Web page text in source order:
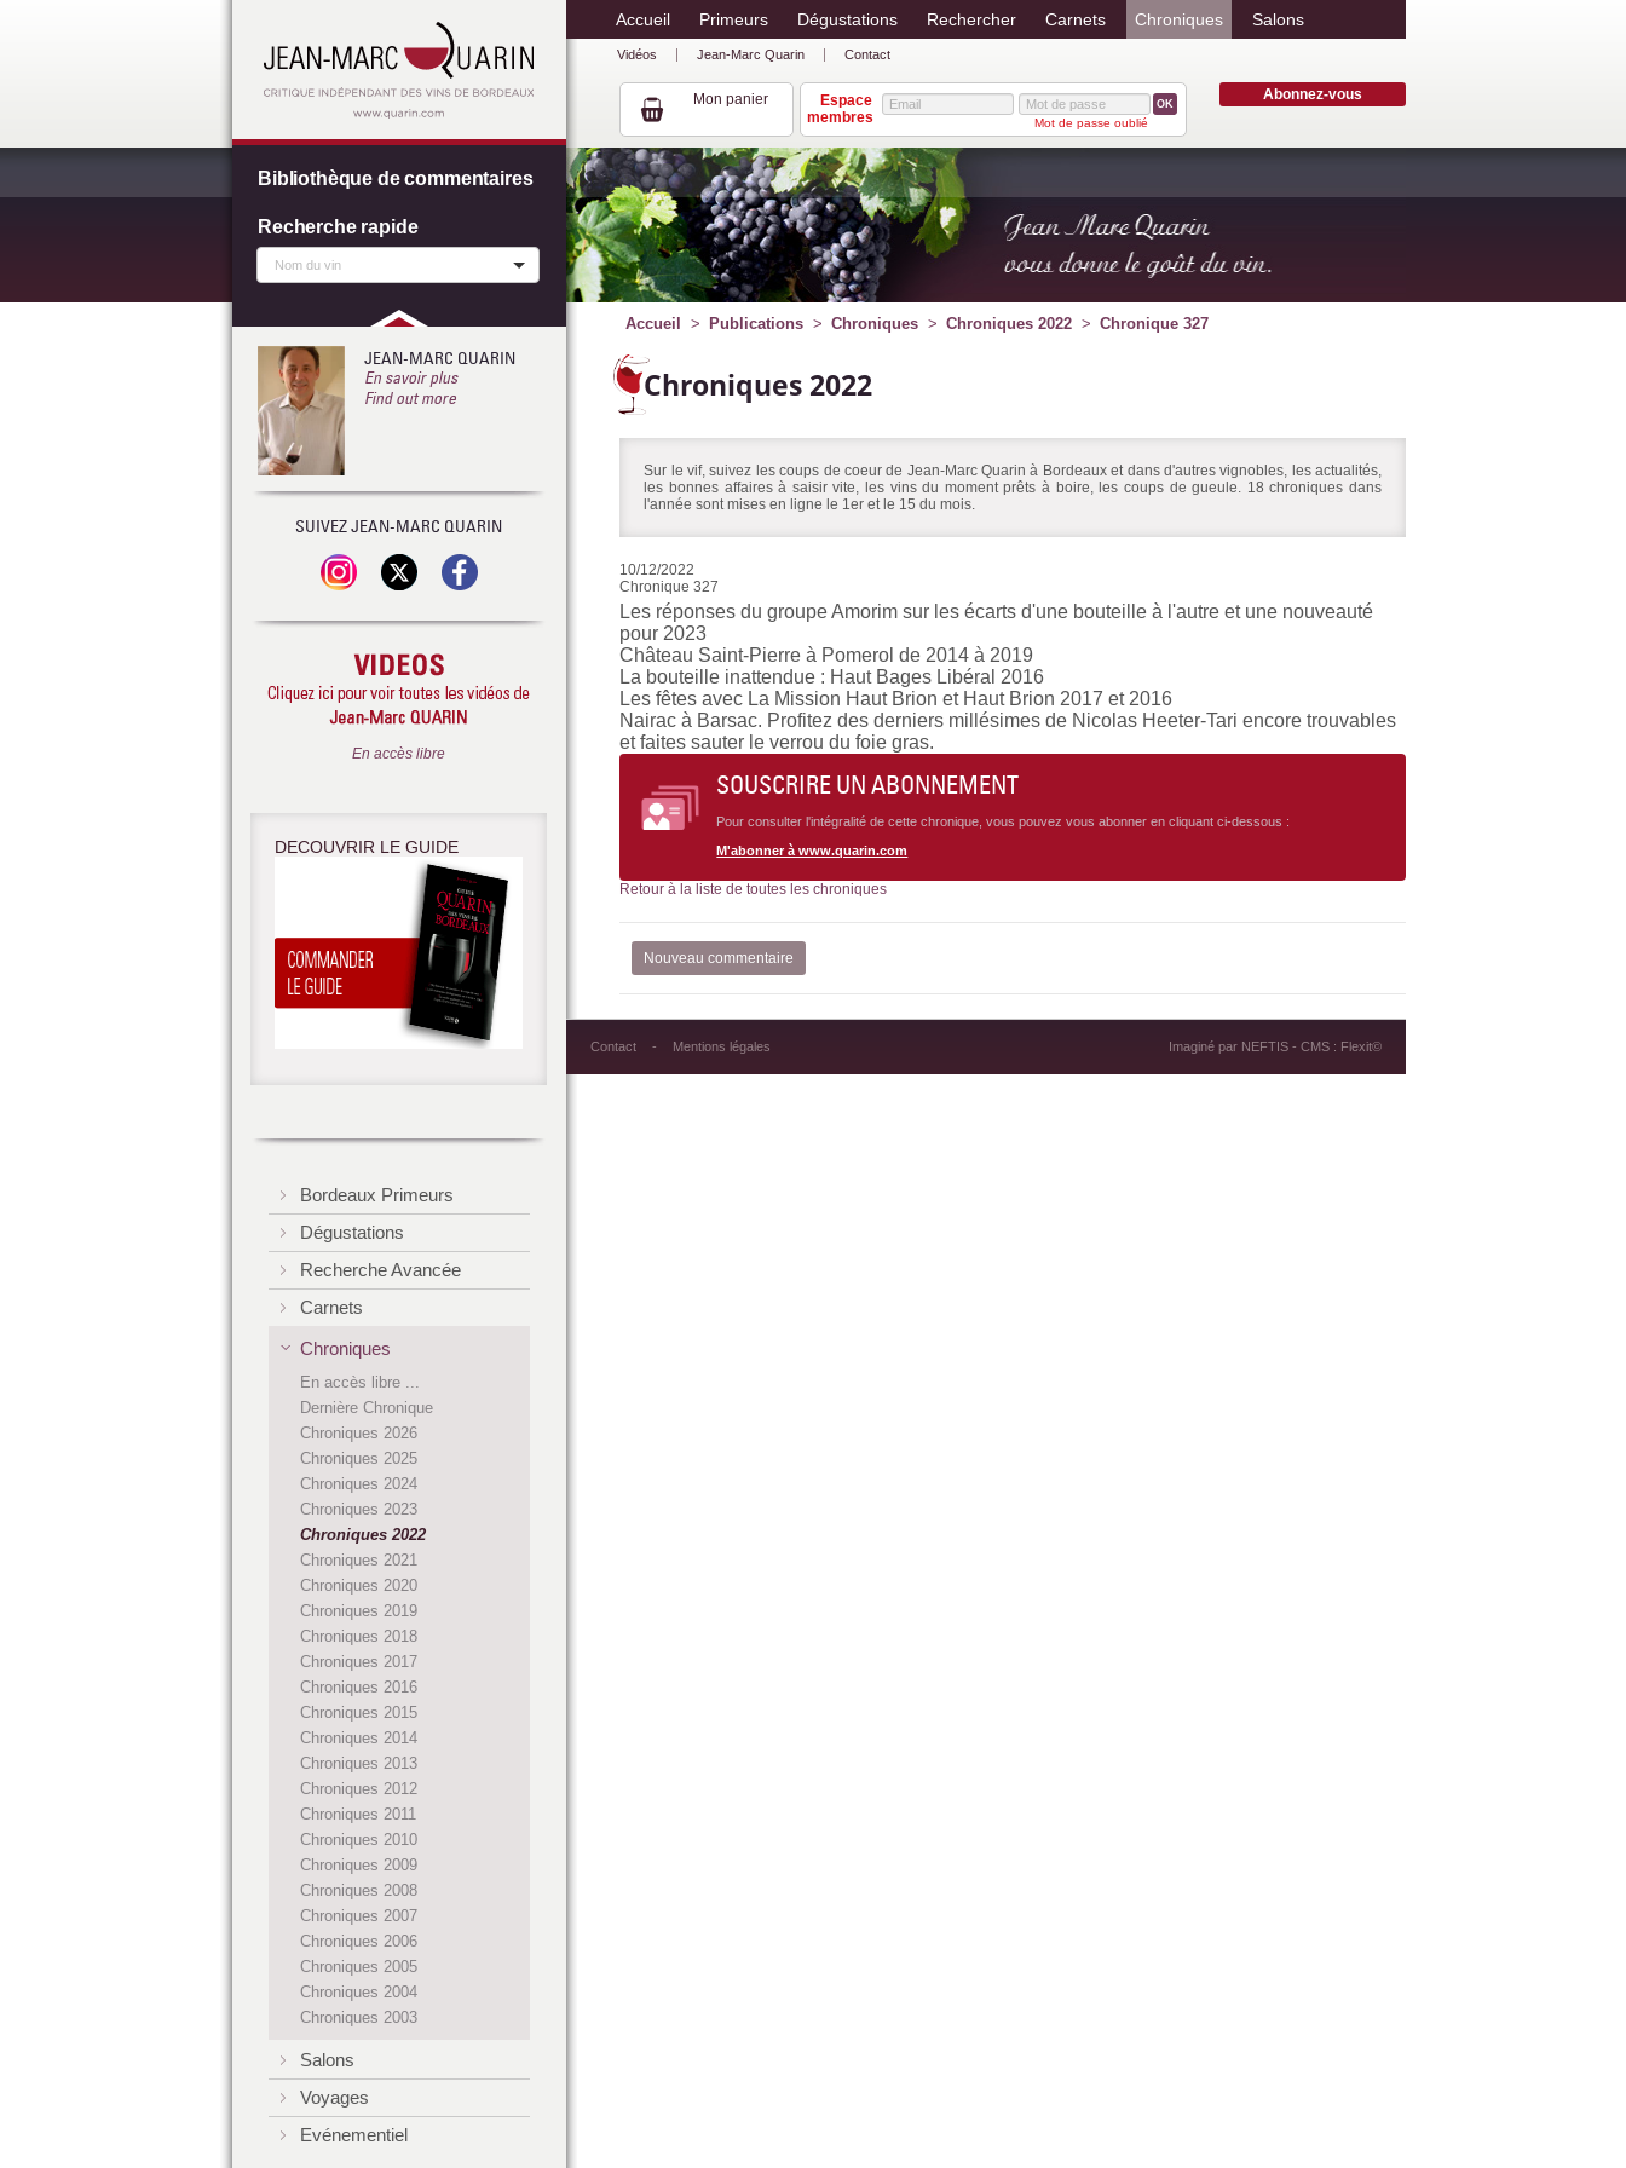
Accueil Primeurs Dégustations Rechercher Carnets Chroniques Salons
Vidéos Jean-Marc Quarin Contact
Mon panier Abonnez-vous
OK
Mot de passe oublié
Espace
membres
Accueil Publications Chroniques Chroniques 2022 Chronique 327
Chroniques 2022
Sur le vif, suivez les coups de coeur de Jean-Marc Quarin à Bordeaux et dans d'autres vignobles, les actualités,
les bonnes affaires à saisir vite, les vins du moment prêts à boire, les coups de gueule. 18 chroniques dans
l'année sont mises en ligne le 1er et le 15 du mois.
10/12/2022
Chronique 327
Les réponses du groupe Amorim sur les écarts d'une bouteille à l'autre et une nouveauté
pour 2023
Château Saint-Pierre à Pomerol de 2014 à 2019
La bouteille inattendue : Haut Bages Libéral 2016
Les fêtes avec La Mission Haut Brion et Haut Brion 2017 et 2016
Nairac à Barsac. Profitez des derniers millésimes de Nicolas Heeter-Tari encore trouvables
et faites sauter le verrou du foie gras.
SOUSCRIRE UN ABONNEMENT
Pour consulter l'intégralité de cette chronique, vous pouvez vous abonner en cliquant ci-dessous :
M'abonner à www.quarin.com
Retour à la liste de toutes les chroniques
Nouveau commentaire
Contact Mentions légales Imaginé par NEFTIS- CMS : Flexit©
Bibliothèque de commentaires
Recherche rapide
JEAN-MARC QUARIN
En savoir plus
Find out more
SUIVEZ JEAN-MARC QUARIN
En accès libre
DECOUVRIR LE GUIDE
Bordeaux Primeurs
Dégustations
Recherche Avancée
Carnets
Chroniques
En accès libre ...
Dernière Chronique
Chroniques 2026
Chroniques 2025
Chroniques 2024
Chroniques 2023
Chroniques 2022
Chroniques 2021
Chroniques 2020
Chroniques 2019
Chroniques 2018
Chroniques 2017
Chroniques 2016
Chroniques 2015
Chroniques 2014
Chroniques 2013
Chroniques 2012
Chroniques 2011
Chroniques 2010
Chroniques 2009
Chroniques 2008
Chroniques 2007
Chroniques 2006
Chroniques 2005
Chroniques 2004
Chroniques 2003
Salons
Voyages
Evénementiel